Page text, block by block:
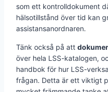
som ett kontrolldokument
hälsotillstånd över tid kan
assistansanordnaren.
Tänk också på att
över hela LSS-katalogen,
handbok för hur LSS-
frågan. Detta är ett viktigt